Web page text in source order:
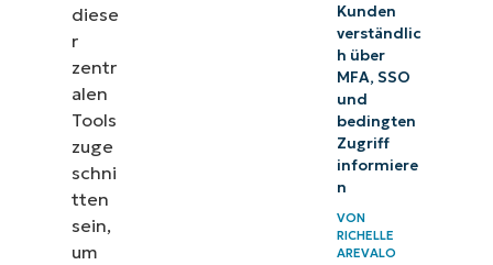
diese
r
zentr
alen
Tools
zuge
schni
tten
sein,
um
Kunden
verständlic
h über
MFA, SSO
und
bedingten
Zugriff
informiere
n
VON
RICHELLE
AREVALO